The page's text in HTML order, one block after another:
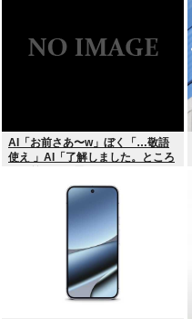
AI「お前さあ〜w」ぼく「…敬語
使え 」AI「了解しました。ところ